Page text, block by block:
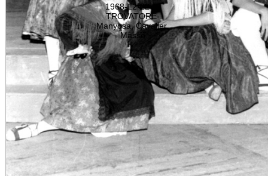
1968-12-22-IL
TROVATORE-
Manyosa, Cavaller,
Massó